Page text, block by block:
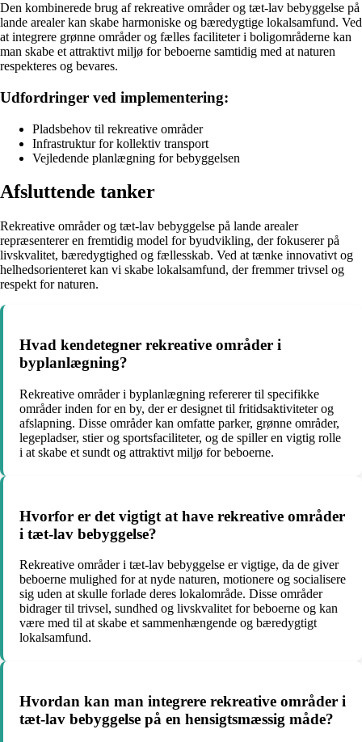
Den kombinerede brug af rekreative områder og tæt-lav bebyggelse på
lande arealer kan skabe harmoniske og bæredygtige lokalsamfund. Ved
at integrere grønne områder og fælles faciliteter i boligområderne kan
man skabe et attraktivt miljø for beboerne samtidig med at naturen
respekteres og bevares.
Udfordringer ved implementering:
Pladsbehov til rekreative områder
Infrastruktur for kollektiv transport
Vejledende planlægning for bebyggelsen
Afsluttende tanker
Rekreative områder og tæt-lav bebyggelse på lande arealer
repræsenterer en fremtidig model for byudvikling, der fokuserer på
livskvalitet, bæredygtighed og fællesskab. Ved at tænke innovativt og
helhedsorienteret kan vi skabe lokalsamfund, der fremmer trivsel og
respekt for naturen.
Hvad kendetegner rekreative områder i
byplanlægning?
Rekreative områder i byplanlægning refererer til specifikke
områder inden for en by, der er designet til fritidsaktiviteter og
afslapning. Disse områder kan omfatte parker, grønne områder,
legepladser, stier og sportsfaciliteter, og de spiller en vigtig rolle
i at skabe et sundt og attraktivt miljø for beboerne.
Hvorfor er det vigtigt at have rekreative områder
i tæt-lav bebyggelse?
Rekreative områder i tæt-lav bebyggelse er vigtige, da de giver
beboerne mulighed for at nyde naturen, motionere og socialisere
sig uden at skulle forlade deres lokalområde. Disse områder
bidrager til trivsel, sundhed og livskvalitet for beboerne og kan
være med til at skabe et sammenhængende og bæredygtigt
lokalsamfund.
Hvordan kan man integrere rekreative områder i
tæt-lav bebyggelse på en hensigtsmæssig måde?